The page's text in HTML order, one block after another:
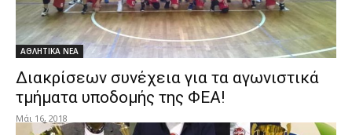
ΑΘΛΗΤΙΚΑ ΝΕΑ
Διακρίσεων συνέχεια για τα αγωνιστικά
τμήματα υποδομής της ΦΕΑ!
Μάι 16, 2018